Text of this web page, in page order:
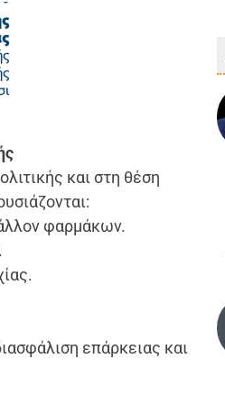
και στη θέση
φαρμάκων.
επάρκειας και